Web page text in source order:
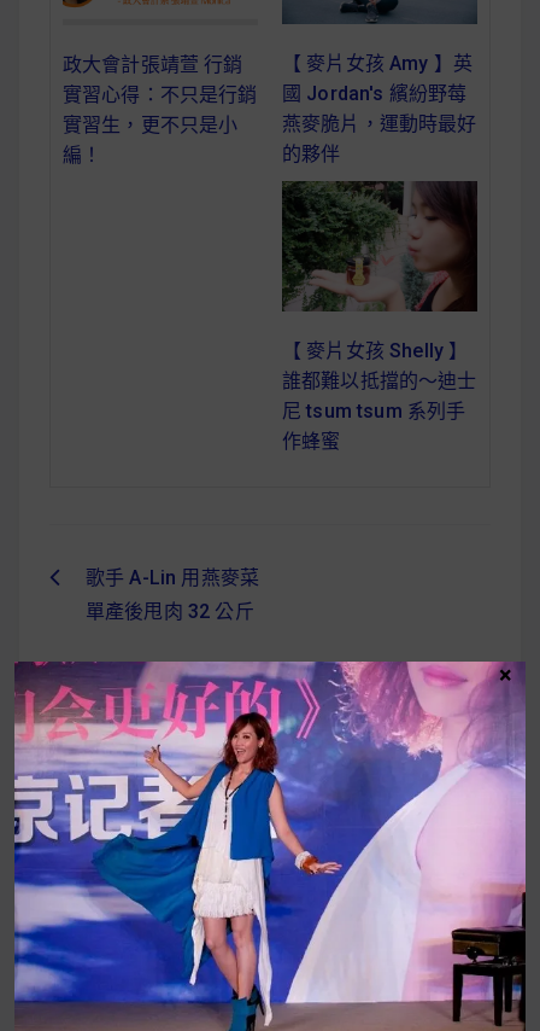
蔬食純素營養
純素料理食譜
蔬食純素餐廳推薦
政大會計張靖萱 行銷
實習心得：不只是行銷
實習生，更不只是小
編！
【 麥片女孩 Amy 】英
國 Jordan's 繽紛野莓
燕麥脆片，運動時最好
的夥伴
【 麥片女孩 Shelly 】
誰都難以抵擋的～迪士
尼 tsum tsum 系列手
作蜂蜜
文
導
覽
歌手 A-Lin 用燕麥菜
單產後甩肉 32 公斤
UrMart 為你打造理想生活
搜
尋
×